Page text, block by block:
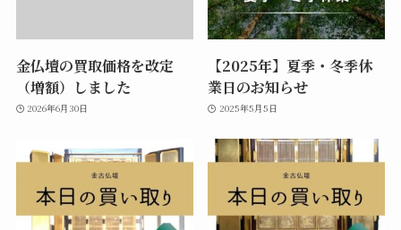
金仏壇の買取価格を改定
（増額）しました
2026年6月30日
【2025年】夏季・冬季休
業日のお知らせ
2025年5月5日